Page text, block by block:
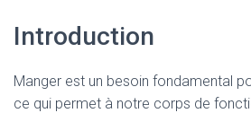
Introduction
Manger est un besoin fondamental
ce qui permet à notre corps de